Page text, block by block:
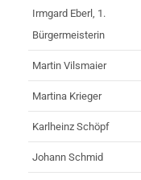
Irmgard Eberl, 1.
Bürgermeisterin
Martin Vilsmaier
Martina Krieger
Karlheinz Schöpf
Johann Schmid